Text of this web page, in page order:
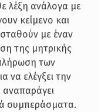
λέξη ανάλογα με
κείμενο και
με έναν
της μητρικής
των
να ελέγξει την
συμπεράσματα.